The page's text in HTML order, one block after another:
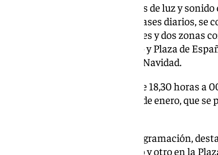
Además, habrá dos espectáculos de luz y
en la Plaza de la Catedral, con pases diarios,
especial en las calles comerciales y dos zonas
como las plazas de San Antonio y Plaza de
un protagonismo especial esta Navidad.
El horario del alumbrado será de 18,30 horas a
los días 24 y 31 de diciembre y 5 de enero, que
Entre otras novedades de la programación,
de Navidad, uno en San Antonio y otro en la